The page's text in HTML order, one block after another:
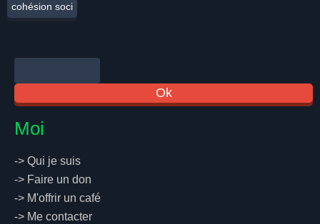
cohésion soci
Moi
-> Qui je suis
-> Faire un don
-> M'offrir un café
-> Me contacter